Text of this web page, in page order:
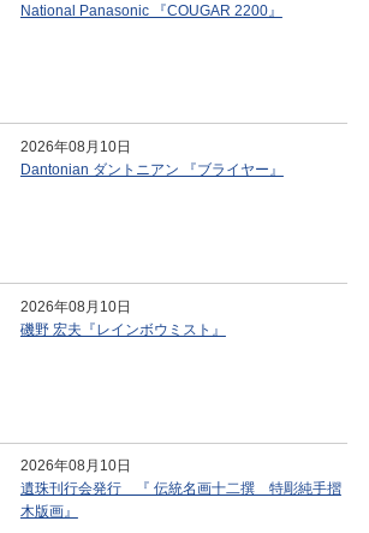
National Panasonic 『COUGAR 2200』
2026年08月10日
Dantonian ダントニアン 『ブライヤー』
2026年08月10日
磯野 宏夫『レインボウミスト』
2026年08月10日
遺珠刊行会発行 『 伝統名画十二撰 特彫純手摺
木版画』